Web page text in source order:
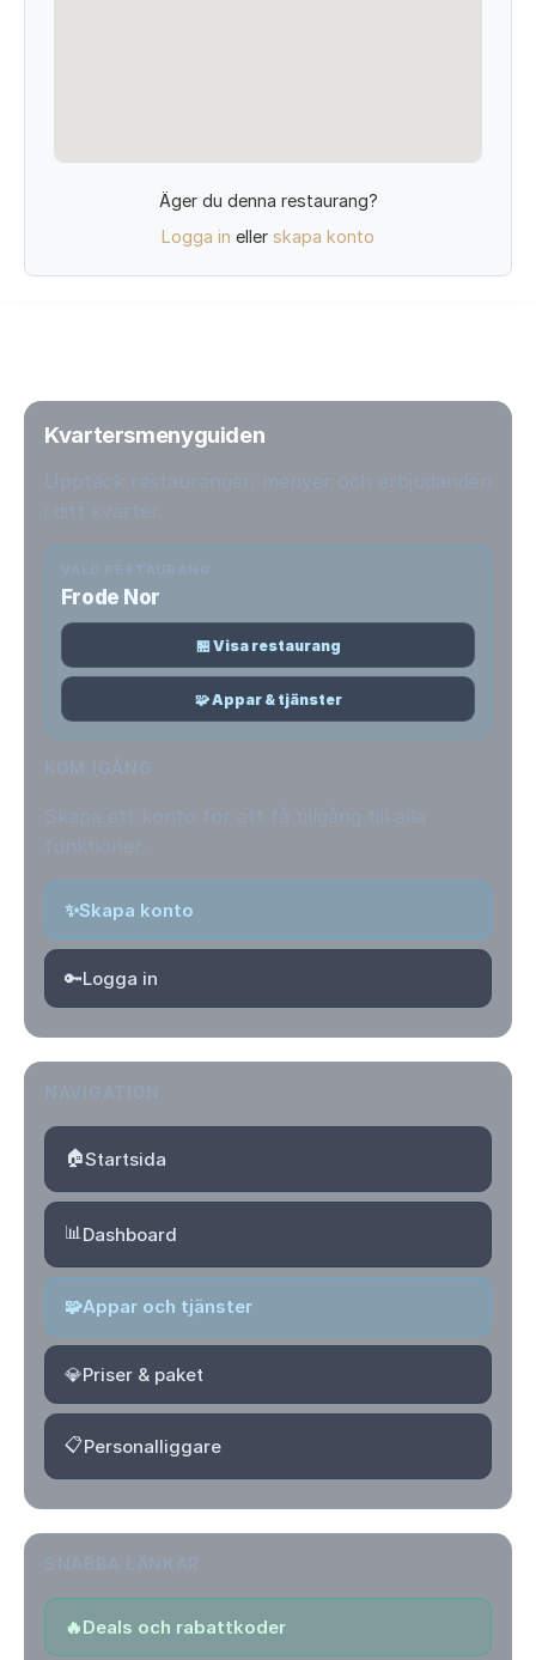
Äger du denna restaurang?
Logga in eller skapa konto
Kvartersmenyguiden
Frode Nor
🏪 Visa restaurang
🧩 Appar & tjänster
✨Skapa konto
🔑Logga in
🏠Startsida
📊Dashboard
🧩Appar och tjänster
💎Priser & paket
📋Personalliggare
🔥Deals och rabattkoder